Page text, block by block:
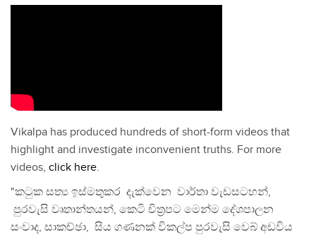
Vikalpa has produced hundreds of short-form videos that
highlight and investigate inconvenient truths. For more
videos, click here.
"කටුක සත්‍ය ඉස්මතුකර දැක්වෙන වාර්තා වැඩසටහන්,
පුරවැසි වෘතාන්තයන්, කෙටි චිත්‍රපට මෙන්ම දේශපාලන
සංවාද, සාකච්ඡා, සිය ගණනක් විකල්ප පුරවැසි වෙබ් අඩවිය